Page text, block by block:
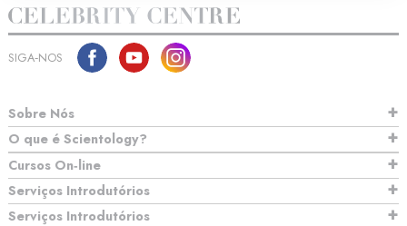
SIGA‑NOS
Sobre Nós
O que é Scientology?
Cursos On‑line
Serviços Introdutórios
Serviços Introdutórios